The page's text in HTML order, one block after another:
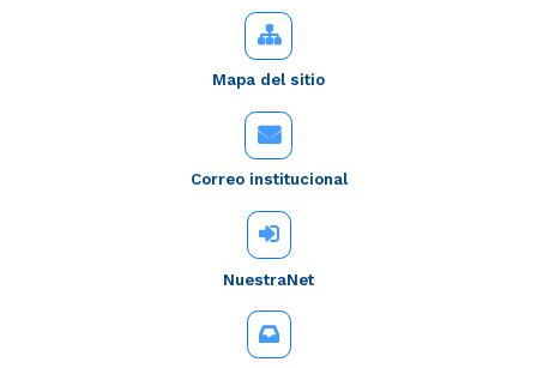
Mapa del sitio
Correo institucional
NuestraNet